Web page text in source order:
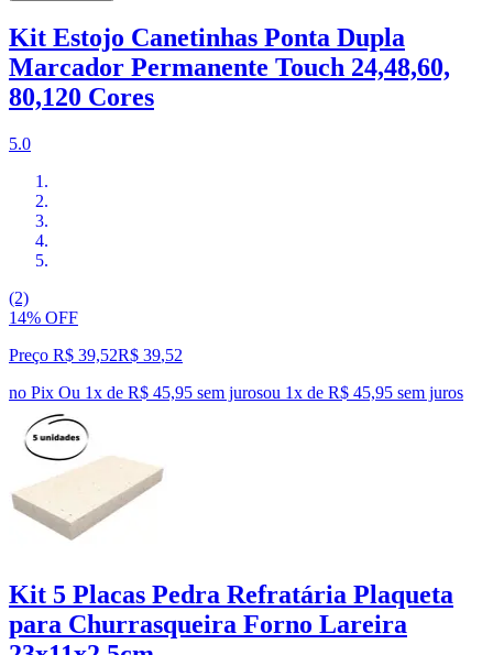
Kit Estojo Canetinhas Ponta Dupla
Marcador Permanente Touch 24,48,60,
80,120 Cores
5.0
(2)
14% OFF
Preço R$ 39,52R$ 39,52
no Pix Ou 1x de R$ 45,95 sem jurosou 1x de R$ 45,95 sem juros
Kit 5 Placas Pedra Refratária Plaqueta
para Churrasqueira Forno Lareira